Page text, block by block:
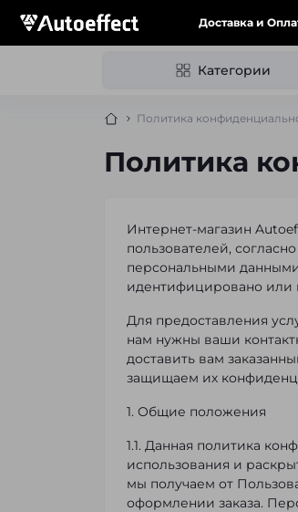
Доставка и
Категории
Политика
Политика
Интернет-магазин
пользователей,
персональными
идентифицировано или
Для предоставления
нам нужны ваши
доставить вам
защищаем их
1. Общие положения
1.1. Данная политика
использования и
мы получаем от
оформлении заказа.